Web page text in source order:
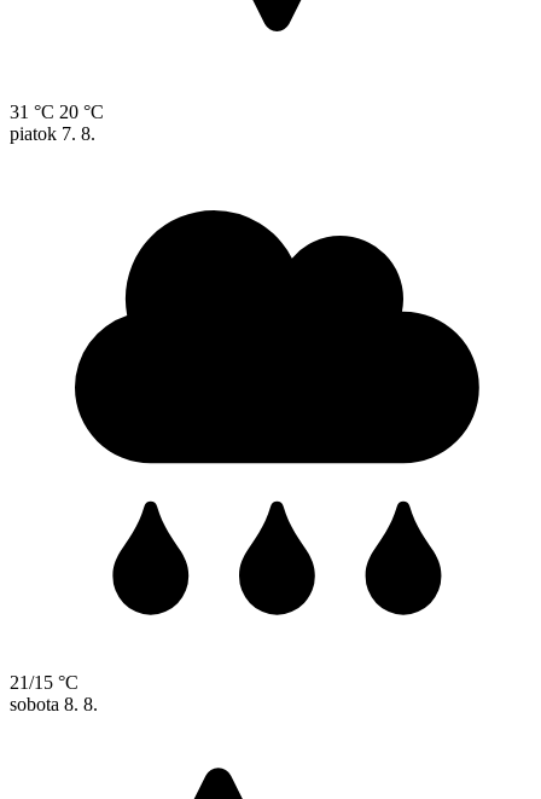
31 °C 20 °C
piatok 7. 8.
21/15 °C
sobota 8. 8.